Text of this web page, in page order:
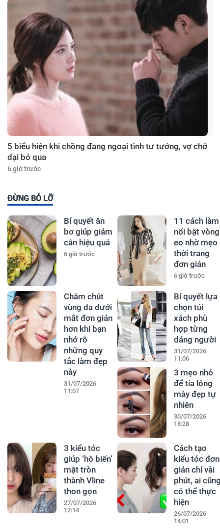
5 biểu hiện khi chồng đang ngoại tình tư tưởng, vợ chớ
dại bỏ qua
6 giờ trước
ĐỪNG BỎ LỠ
Bí quyết ăn
bơ giúp giảm
cân hiệu quả
6 giờ trước
11 cách làm
nổi bật vòng
eo nhờ mẹo
thời trang
đơn giản
6 giờ trước
Chăm chút
vùng da dưới
mắt đơn giản
hơn khi bạn
nhớ rõ
những quy
tắc làm đẹp
này
31/07/2026
11:07
Bí quyết lựa
chọn túi
xách phù
hợp từng
dáng người
31/07/2026
11:06
3 mẹo nhỏ
để tỉa lông
mày đẹp tự
nhiên
30/07/2026
18:28
3 kiểu tóc
giúp ‘hô biến’
mặt tròn
thành Vline
thon gọn
27/07/2026
12:14
Cách tạo
kiểu tóc đơn
giản chỉ vài
phút, ai
có thể thực
hiện
26/07/2026
14:01